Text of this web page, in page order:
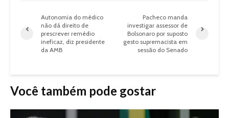
Autonomia do médico
não dá direito de
prescrever remédio
ineficaz, diz presidente
da AMB
Pacheco manda
investigar assessor de
Bolsonaro por suposto
gesto supremacista em
sessão do Senado
Você também pode gostar